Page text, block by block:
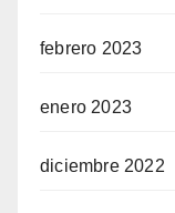
febrero 2023
enero 2023
diciembre 2022